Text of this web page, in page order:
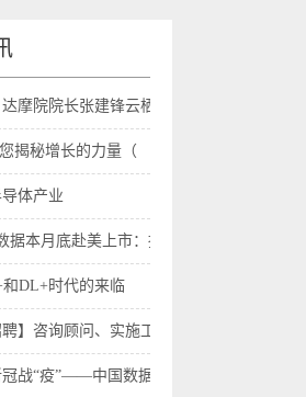
摩院院长张建锋云栖大
揭秘增长的力量（
体产业
据本月底赴美上市：拟
DL+时代的来临
】咨询顾问、实施工程
战“疫”——中国数据